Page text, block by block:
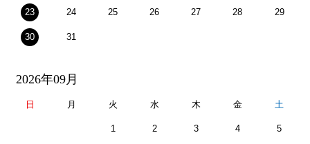
23 24 25 26 27 28 29
30 31
2026年09月
日 月 火 水 木 金 土
1 2 3 4 5